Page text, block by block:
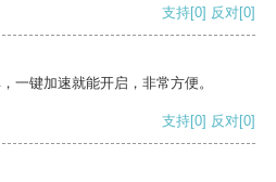
支持[0] 反对[0]
一键加速就能开启，非常方便。
支持[0] 反对[0]